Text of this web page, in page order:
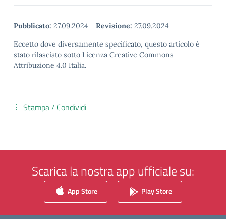
Pubblicato: 27.09.2024 - Revisione: 27.09.2024
Eccetto dove diversamente specificato, questo articolo è
stato rilasciato sotto Licenza Creative Commons
Attribuzione 4.0 Italia.
Stampa / Condividi
Scarica la nostra app ufficiale su:
App Store Play Store